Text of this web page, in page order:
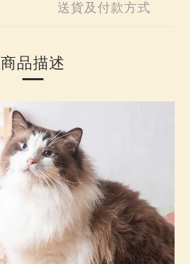
送貨及付款方式
商品描述